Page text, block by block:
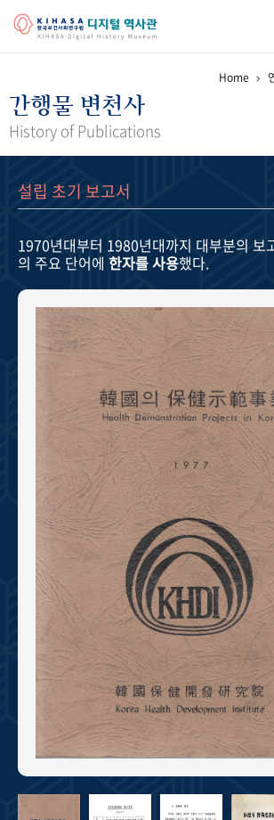
걸어온 길 기관 변천사
정책과 연구 키워드로 보는 연구 역사
연
기록물 아카이브
사진 아카이브 문서 기록물 행정박물
주년 기념
성과 50선 숫자로 보는 50년 50+1주년
세계와 함께 한 KIHASA
VR 역사관
Home
간행물 변천사
History of Publications
설립 초기 보고서
1970년대부터 1980년대까지 대부분의 보
의 주요 단어에 한자를 사용했다.